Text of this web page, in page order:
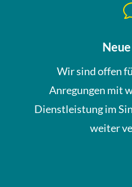
Wir sind offen
Anregungen mit
Dienstleistung im
weiter